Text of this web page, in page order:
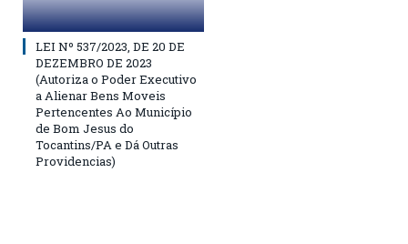
LEI Nº 537/2023, DE 20 DE
DEZEMBRO DE 2023
(Autoriza o Poder Executivo
a Alienar Bens Moveis
Pertencentes Ao Município
de Bom Jesus do
Tocantins/PA e Dá Outras
Providencias)